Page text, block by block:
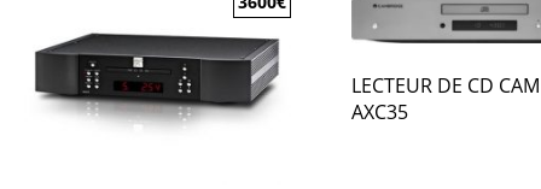
LECTEUR DE CD
AXC35